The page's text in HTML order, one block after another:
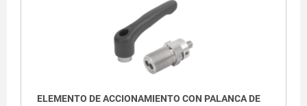
ELEMENTO DE ACCIONAMIENTO CON PALANCA DE